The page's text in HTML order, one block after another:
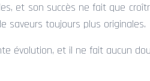
et son succès ne fait que
saveurs toujours plus originales.
évolution, et il ne fait aucun